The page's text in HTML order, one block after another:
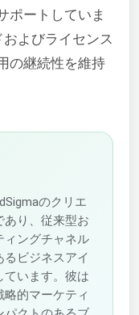
ポートしていま
よびライセンス
の継続性を維持
のクリエ
あり、従来型お
ィングチャネル
るビジネスアイ
ています。彼は
的マーケティ